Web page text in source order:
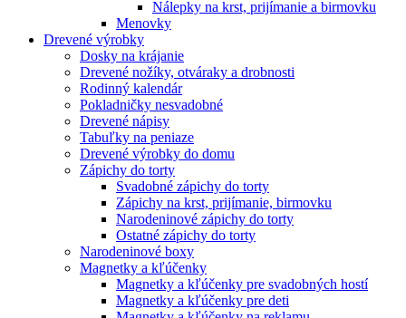
Nálepky na krst, prijímanie a birmovku
Menovky
Drevené výrobky
Dosky na krájanie
Drevené nožíky, otváraky a drobnosti
Rodinný kalendár
Pokladničky nesvadobné
Drevené nápisy
Tabuľky na peniaze
Drevené výrobky do domu
Zápichy do torty
Svadobné zápichy do torty
Zápichy na krst, prijímanie, birmovku
Narodeninové zápichy do torty
Ostatné zápichy do torty
Narodeninové boxy
Magnetky a kľúčenky
Magnetky a kľúčenky pre svadobných hostí
Magnetky a kľúčenky pre deti